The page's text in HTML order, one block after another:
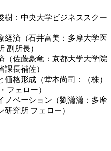
：中央大学ビジネススクー
済（石井富美：多摩大学医
副所長）
佐藤豪竜：京都大学大学院
長補佐）
格形成（堂本尚司：（株）
フェロー）
ベーション（劉瀟瀟：多摩
究所 フェロー）